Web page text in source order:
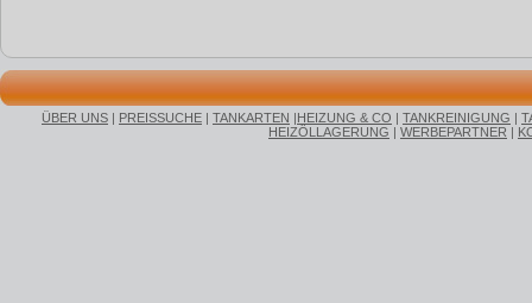
ÜBER UNS | PREISSUCHE | TANKARTEN |HEIZUNG & CO | TANKREINIGUNG |
HEIZÖLLAGERUNG | WERBEPARTNER |